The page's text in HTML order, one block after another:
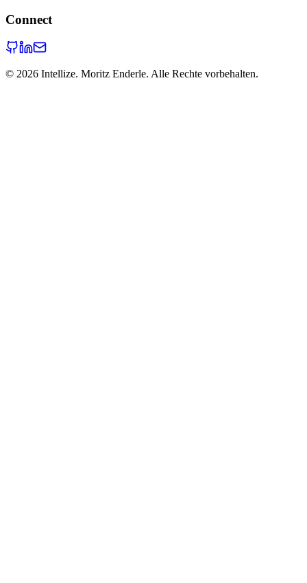
Connect
© 2026 Intellize. Moritz Enderle. Alle Rechte vorbehalten.